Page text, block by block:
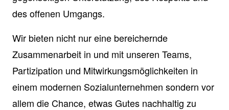
des offenen Umgangs.
Wir bieten nicht nur eine bereichernde
Zusammenarbeit in und mit unseren Teams,
Partizipation und Mitwirkungsmöglichkeiten in
einem modernen Sozialunternehmen sondern vor
allem die Chance, etwas Gutes nachhaltig zu